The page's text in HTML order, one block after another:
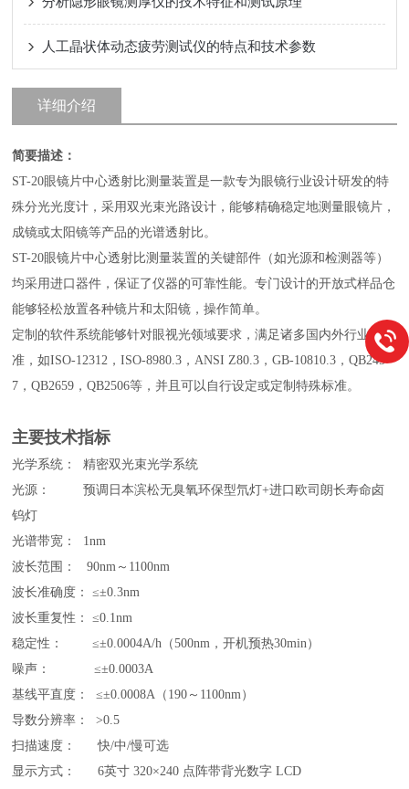
人工晶状体动态疲劳测试仪的特点和技术参数
详细介绍
简要描述：
ST-20眼镜片中心透射比测量装置是一款专为眼镜行业设计研发的特
殊分光光度计，采用双光束光路设计，能够精确稳定地测量眼镜片，
成镜或太阳镜等产品的光谱透射比。
ST-20眼镜片中心透射比测量装置的关键部件（如光源和检测器等）
均采用进口器件，保证了仪器的可靠性能。专门设计的开放式样品仓
能够轻松放置各种镜片和太阳镜，操作简单。
定制的软件系统能够针对眼视光领域要求，满足诸多国内外行业标
准，如ISO-12312，ISO-8980.3，ANSI Z80.3，GB-10810.3，QB245
7，QB2659，QB2506等，并且可以自行设定或定制特殊标准。
主要技术指标
光学系统： 精密双光束光学系统
光源： 预调日本滨松无臭氧环保型氘灯+进口欧司朗长寿命卤
钨灯
光谱带宽： 1nm
波长范围： 90nm～1100nm
波长准确度： ≤±0.3nm
波长重复性： ≤0.1nm
稳定性 ：
≤±0.0004A/h（500nm，开机预热30min）
噪声 ：
≤±0.0003A
基线平直度 ：
≤±0.0008A（190～1100nm）
导数分辨率 ：
>0.5
扫描速度 ：
快/中/慢可选
显示方式： 6英寸 320×240 点阵带背光数字 LCD